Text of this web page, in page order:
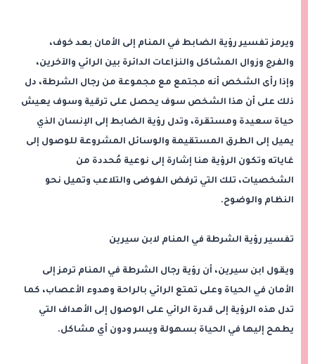
ويرمز تفسير رؤية الضابط في المنام إلى الأمان بعد خوف،
والفرج وزوال المشاكل والنزاعات الدائرة بين الرائي والآخرين،
وإذا رأى الشخص أنه مجتمع مع مجموعة من رجال الشرطة، دل
ذلك على أن هذا الشخص سوف يحصل على ترقية وسوف يعيش
حياة سعيدة ومستقرة، وتدل رؤية الضابط إلى الإنسان الذي
يميل إلى الطرق المستقيمة والوسائل المشروعة للوصول إلى
غاياته وتكون الرؤية هنا إشارة إلى نوعية مُحددة من
الشخصيات، تلك التي ترفض الفوضى والتلاعب وتميل نحو
النظام والوضوح.
تفسير رؤية الشرطة في المنام لابن سيرين
ويقول ابن سيرين، أن رؤية رجال الشرطة في المنام ترمز إلى
الأمان في الحياة وعلى تمتع الرائي بالراحة وهدوء الأعصاب، كما
تدل هذه الرؤية إلى قدرة الرائي على الوصول إلى الأهداف التي
يطمح إليها في الحياة بسهولة ويسر ودون أي مشاكل.